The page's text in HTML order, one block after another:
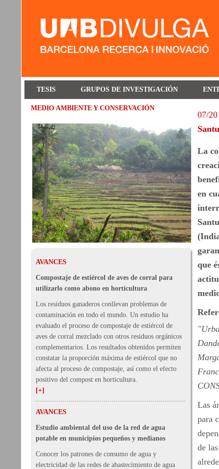
TESIS GRUPOS DE INVESTIGACIÓN
MEDIO AMBIENTE Y CONSERVACIÓN
AVANCES
Compostaje de estiércol de aves de corral para
utilizarlo como abono en horticultura
Los residuos ganaderos conllevan problemas de
contaminación en todo el mundo. Un estudio ha
evaluado el proceso de compostaje de estiércol de
aves de corral mezclado con otros residuos orgánicos
complementarios. Los resultados obtenidos permiten
constatar la proporción máxima de estiércol que no
afecta al proceso de compostaje, así como el efecto
positivo del compost en horticultura.
[+]
AVANCES
Estudio ambiental del uso de la red de agua
potable en municipios pequeños y medianos
Conocer los patrones de consumo de agua y
electricidad de las redes de abastecimiento de agua
07/
La
en
que
Las
para
de